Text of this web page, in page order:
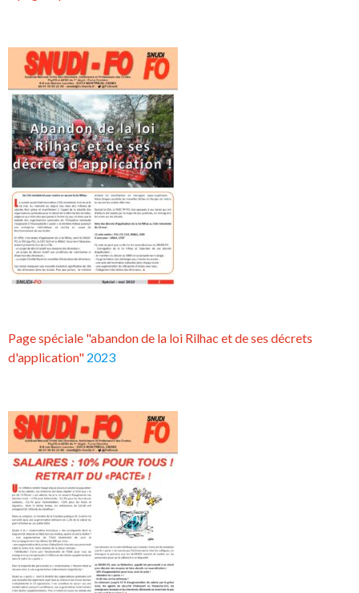
Page spéciale "abandon de la loi Rilhac et de ses décrets
d'application" 2023